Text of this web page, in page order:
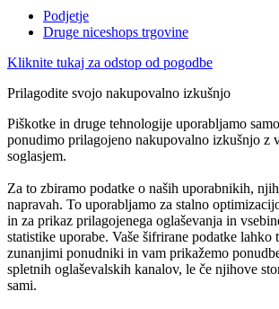
Podjetje
Druge niceshops trgovine
Kliknite tukaj za odstop od pogodbe
Prilagodite svojo nakupovalno izkušnjo
Piškotke in druge tehnologije uporabljamo
ponudimo prilagojeno nakupovalno izkušnjo z
soglasjem.
Za to zbiramo podatke o naših uporabnikih,
napravah. To uporabljamo za stalno
in za prikaz prilagojenega oglaševanja in
statistike uporabe. Vaše šifrirane podatke lahko
zunanjimi ponudniki in vam prikažemo
spletnih oglaševalskih kanalov, le če njihove
sami.